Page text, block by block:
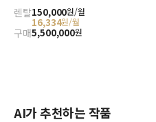
렌탈150,000원/월
16,334원/월
구매5,500,000원
AI가 추천하는 작품